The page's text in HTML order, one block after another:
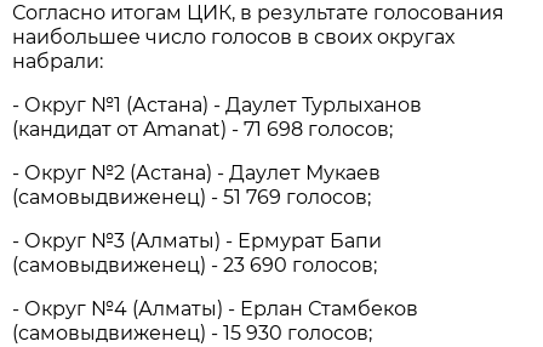
Согласно итогам ЦИК, в результате голосования
наибольшее число голосов в своих округах
набрали:
- Округ №1 (Астана) - Даулет Турлыханов
(кандидат от Amanat) - 71 698 голосов;
- Округ №2 (Астана) - Даулет Мукаев
(самовыдвиженец) - 51 769 голосов;
- Округ №3 (Алматы) - Ермурат Бапи
(самовыдвиженец) - 23 690 голосов;
- Округ №4 (Алматы) - Ерлан Стамбеков
(самовыдвиженец) - 15 930 голосов;